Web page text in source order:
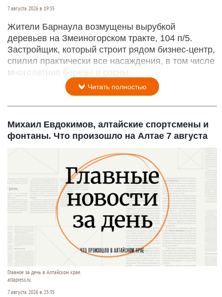
7 августа 2026 в 19:35
Жители Барнаула возмущены вырубкой
деревьев на Змеиногорском тракте, 104 п/5.
Застройщик, который строит рядом бизнес-центр,
спилил практически все насаждения, в том числе
многолетние березы и сосны.
Читать полностью
Михаил Евдокимов, алтайские спортсмены и
фонтаны. Что произошло на Алтае 7 августа
Главное за день в Алтайском крае.
altapress.ru.
7 августа 2026 в 23:35